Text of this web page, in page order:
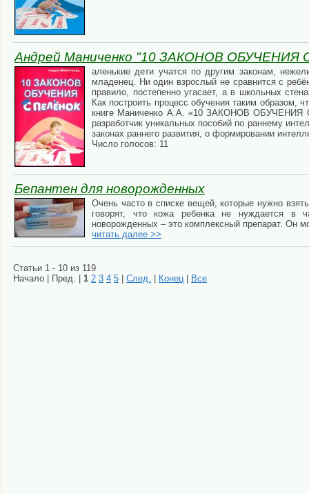
Андрей Маниченко "10 ЗАКОНОВ ОБУЧЕНИЯ
аленькие дети учатся по другим законам,
младенец. Ни один взрослый не сравнится с
правило, постепенно угасает, а в школьных
Как построить процесс обучения таким образом,
книге Маниченко А.А. «10 ЗАКОНОВ ОБУЧЕНИЯ С
разработчик уникальных пособий по раннему
законах раннего развития, о формировании
Число голосов: 11
Бепантен для новорожденных
Очень часто в списке вещей, которые нужно
говорят, что кожа ребенка не нуждается в
новорожденных – это комплексный препарат. Он
читать далее >>
Статьи 1 - 10 из 119
Начало | Пред. | 1 2 3 4 5 След. Конец Все